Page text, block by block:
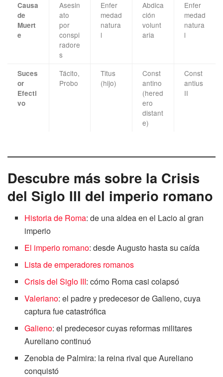
Causa
de
Muert
e
Asesin
ato
por
conspi
radore
s
Enfer
medad
natura
l
Abdica
ción
volunt
aria
Enfer
medad
natura
l
Suces
or
Efecti
vo
Tácito,
Probo
Titus
(hijo)
Const
antino
(hered
ero
distant
e)
Const
antius
II
Descubre más sobre la Crisis
del Siglo III del imperio romano
Historia de Roma: de una aldea en el Lacio al gran
imperio
El imperio romano: desde Augusto hasta su caída
Lista de emperadores romanos
Crisis del Siglo III: cómo Roma casi colapsó
Valeriano: el padre y predecesor de Galieno, cuya
captura fue catastrófica
Galieno: el predecesor cuyas reformas militares
Aureliano continuó
Zenobia de Palmira: la reina rival que Aureliano
conquistó